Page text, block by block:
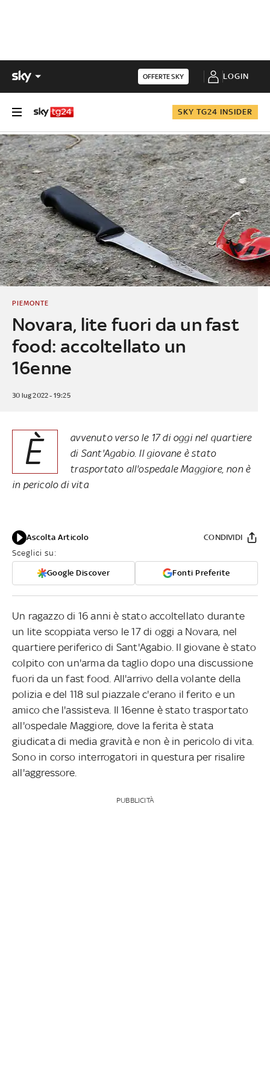
OFFERTE SKY LOGIN
SKY TG24 INSIDER
Novara, lite fuori da un fast
food: accoltellato un
16enne
PIEMONTE
30 lug 2022 - 19:25
È
avvenuto verso le 17 di oggi nel quartiere
di Sant'Agabio. Il giovane è stato
trasportato all'ospedale Maggiore, non è
in pericolo di vita
Ascolta Articolo
Sceglici su:
Google Discover Fonti Preferite
CONDIVIDI
Un ragazzo di 16 anni è stato accoltellato durante
un lite scoppiata verso le 17 di oggi a Novara, nel
quartiere periferico di Sant'Agabio. Il giovane è stato
colpito con un'arma da taglio dopo una discussione
fuori da un fast food. All'arrivo della volante della
polizia e del 118 sul piazzale c'erano il ferito e un
amico che l'assisteva. Il 16enne è stato trasportato
all'ospedale Maggiore, dove la ferita è stata
giudicata di media gravità e non è in pericolo di vita.
Sono in corso interrogatori in questura per risalire
all'aggressore.
PUBBLICITÀ